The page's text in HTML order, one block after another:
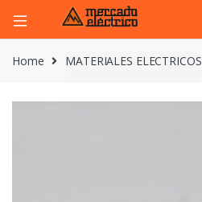
Home MATERIALES ELECTRICOS